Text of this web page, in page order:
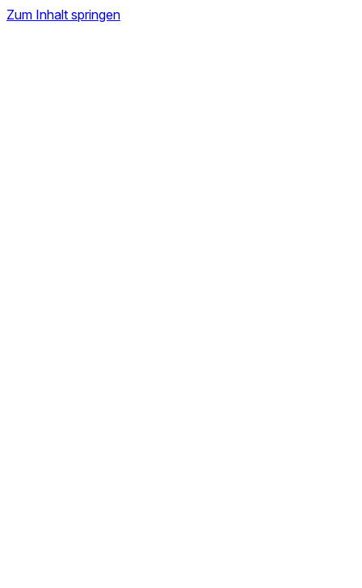
Zum Inhalt springen